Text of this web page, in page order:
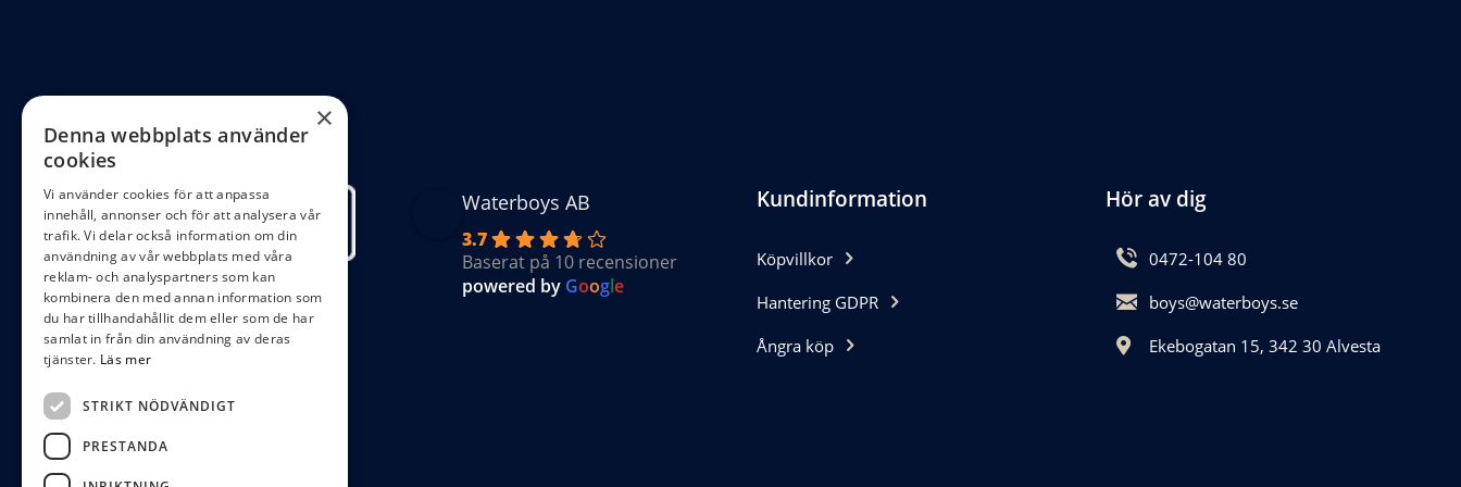
Waterboys AB
3.7
Baserat på 10 recensioner
powered by Google
Kundinformation
Köpvillkor
Hantering GDPR
Ångra köp
Hör av dig
0472-104 80
boys@waterboys.se
Ekebogatan 15, 342 30 Alvesta
×
Denna webbplats använder
cookies
Vi använder cookies för att anpassa
innehåll, annonser och för att analysera vår
trafik. Vi delar också information om din
användning av vår webbplats med våra
reklam- och analyspartners som kan
kombinera den med annan information som
du har tillhandahållit dem eller som de har
samlat in från din användning av deras
tjänster. Läs mer
STRIKT NÖDVÄNDIGT
PRESTANDA